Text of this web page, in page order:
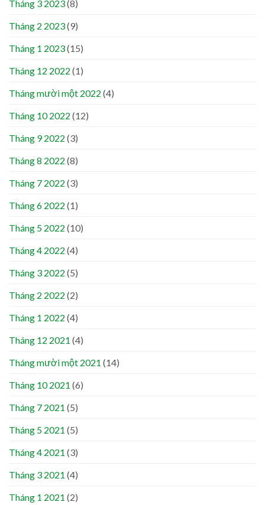
Tháng 3 2023(8)
Tháng 2 2023(9)
Tháng 1 2023(15)
Tháng 12 2022 (1)
Tháng mười một 2022 (4)
Tháng 10 2022 (12)
Tháng 9 2022 (3)
Tháng 8 2022 (8)
Tháng 7 2022 (3)
Tháng 6 2022 (1)
Tháng 5 2022 (10)
Tháng 4 2022 (4)
Tháng 3 2022 (5)
Tháng 2 2022 (2)
Tháng 1 2022 (4)
Tháng 12 2021 (4)
Tháng mười một 2021 (14)
Tháng 10 2021 (6)
Tháng 7 2021 (5)
Tháng 5 2021 (5)
Tháng 4 2021 (3)
Tháng 3 2021 (4)
Tháng 1 2021 (2)